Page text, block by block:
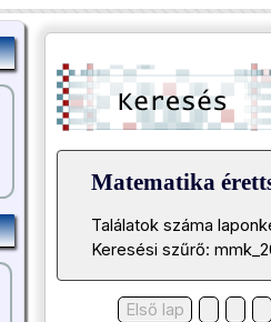
Matematika
Találatok száma
Keresési szűrő:
Első lap